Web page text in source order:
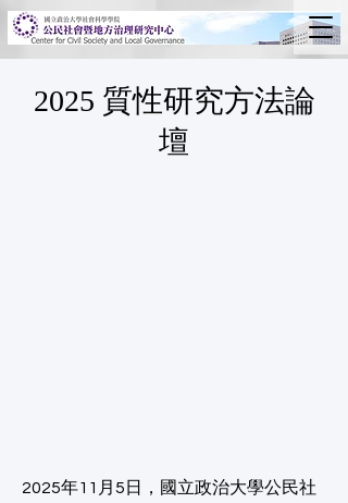
2025 質性研究方法論
壇
​2025年11月5日，國立政治大學公民社